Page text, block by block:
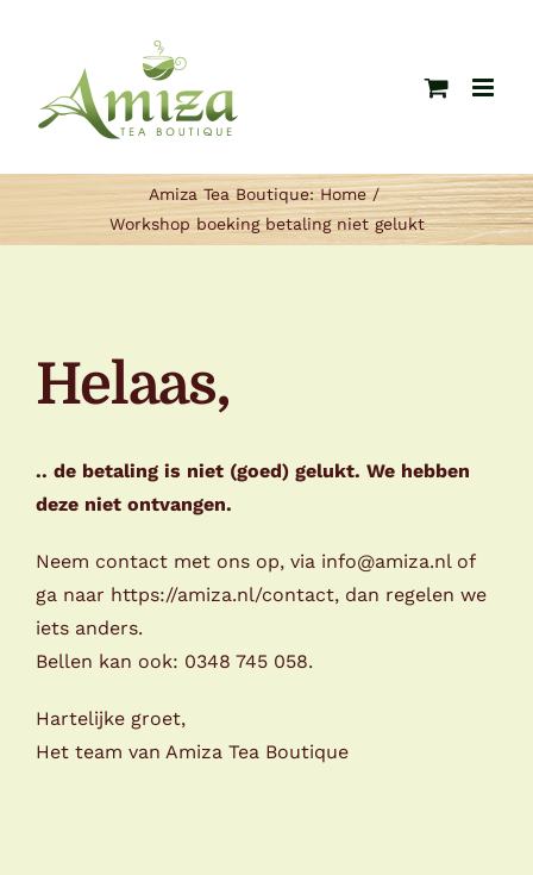
Amiza Tea Boutique: Home
Workshop boeking betaling niet gelukt
Helaas,
.. de betaling is niet (goed) gelukt. We hebben
deze niet ontvangen.
Neem contact met ons op, via info@amiza.nlof
ga naar https://amiza.nl/contact, dan regelen we
iets anders.
Bellen kan ook: 0348 745 058.
Hartelijke groet,
Het team van Amiza Tea Boutique